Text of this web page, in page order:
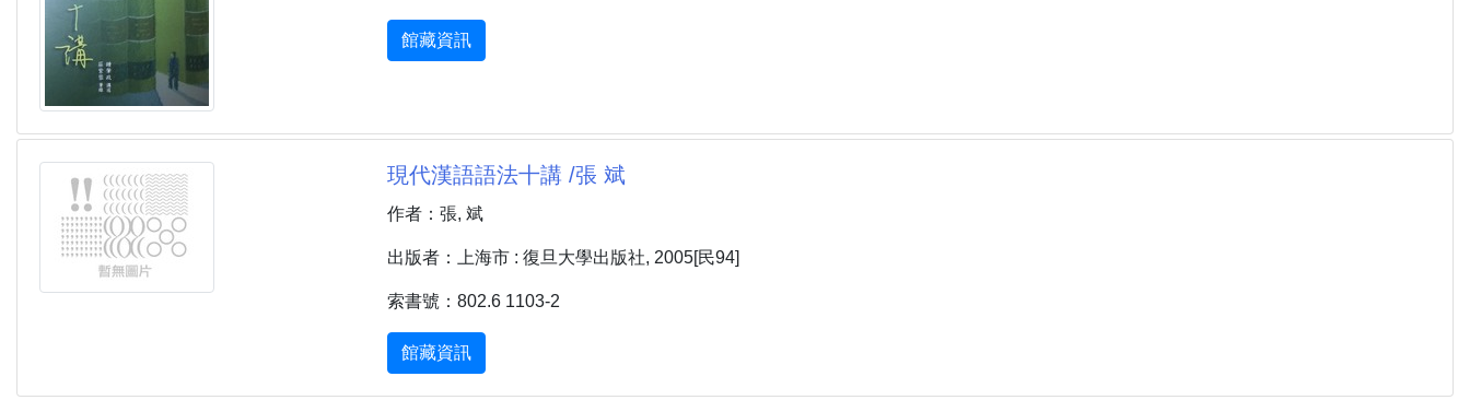
館藏資訊
現代漢語語法十講 /張 斌
作者：張, 斌
出版者：上海市 : 復旦大學出版社, 2005[民94]
索書號：802.6 1103-2
館藏資訊